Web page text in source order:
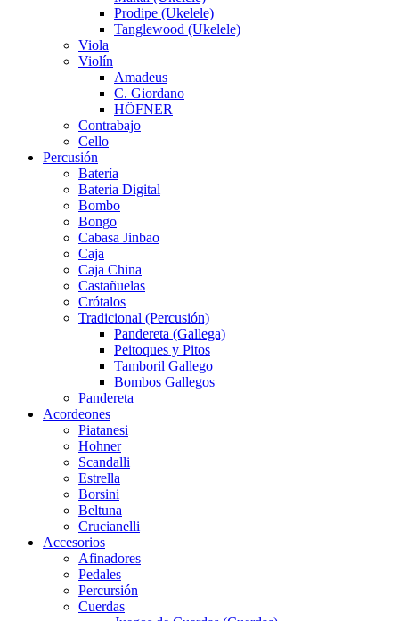
Prodipe (Ukelele)
Tanglewood (Ukelele)
Viola
Violín
Amadeus
C. Giordano
HÖFNER
Contrabajo
Cello
Percusión
Batería
Bateria Digital
Bombo
Bongo
Cabasa Jinbao
Caja
Caja China
Castañuelas
Crótalos
Tradicional (Percusión)
Pandereta (Gallega)
Peitoques y Pitos
Tamboril Gallego
Bombos Gallegos
Pandereta
Acordeones
Piatanesi
Hohner
Scandalli
Estrella
Borsini
Beltuna
Crucianelli
Accesorios
Afinadores
Pedales
Percursión
Cuerdas